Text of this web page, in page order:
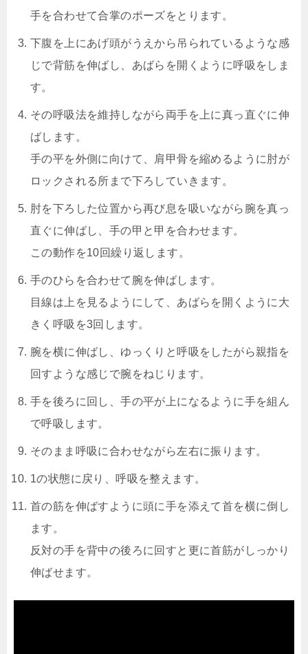
手を合わせて合掌のポーズをとります。
下腹を上にあげ頭がうえから吊られているような感
じで背筋を伸ばし、あばらを開くように呼吸をしま
す。
その呼吸法を維持しながら両手を上に真っ直ぐに伸
ばします。
手の平を外側に向けて、肩甲骨を縮めるように肘が
ロックされる所まで下ろしていきます。
肘を下ろした位置から再び息を吸いながら腕を真っ
直ぐに伸ばし、手の甲と甲を合わせます。
この動作を10回繰り返します。
手のひらを合わせて腕を伸ばします。
目線は上を見るようにして、あばらを開くように大
きく呼吸を3回します。
腕を横に伸ばし、ゆっくりと呼吸をしたがら親指を
回すような感じで腕をねじります。
手を後ろに回し、手の平が上になるように手を組ん
で呼吸します。
そのまま呼吸に合わせながら左右に振ります。
1の状態に戻り、呼吸を整えます。
首の筋を伸ばすように頭に手を添えて首を横に倒し
ます。
反対の手を背中の後ろに回すと更に首筋がしっかり
伸ばせます。